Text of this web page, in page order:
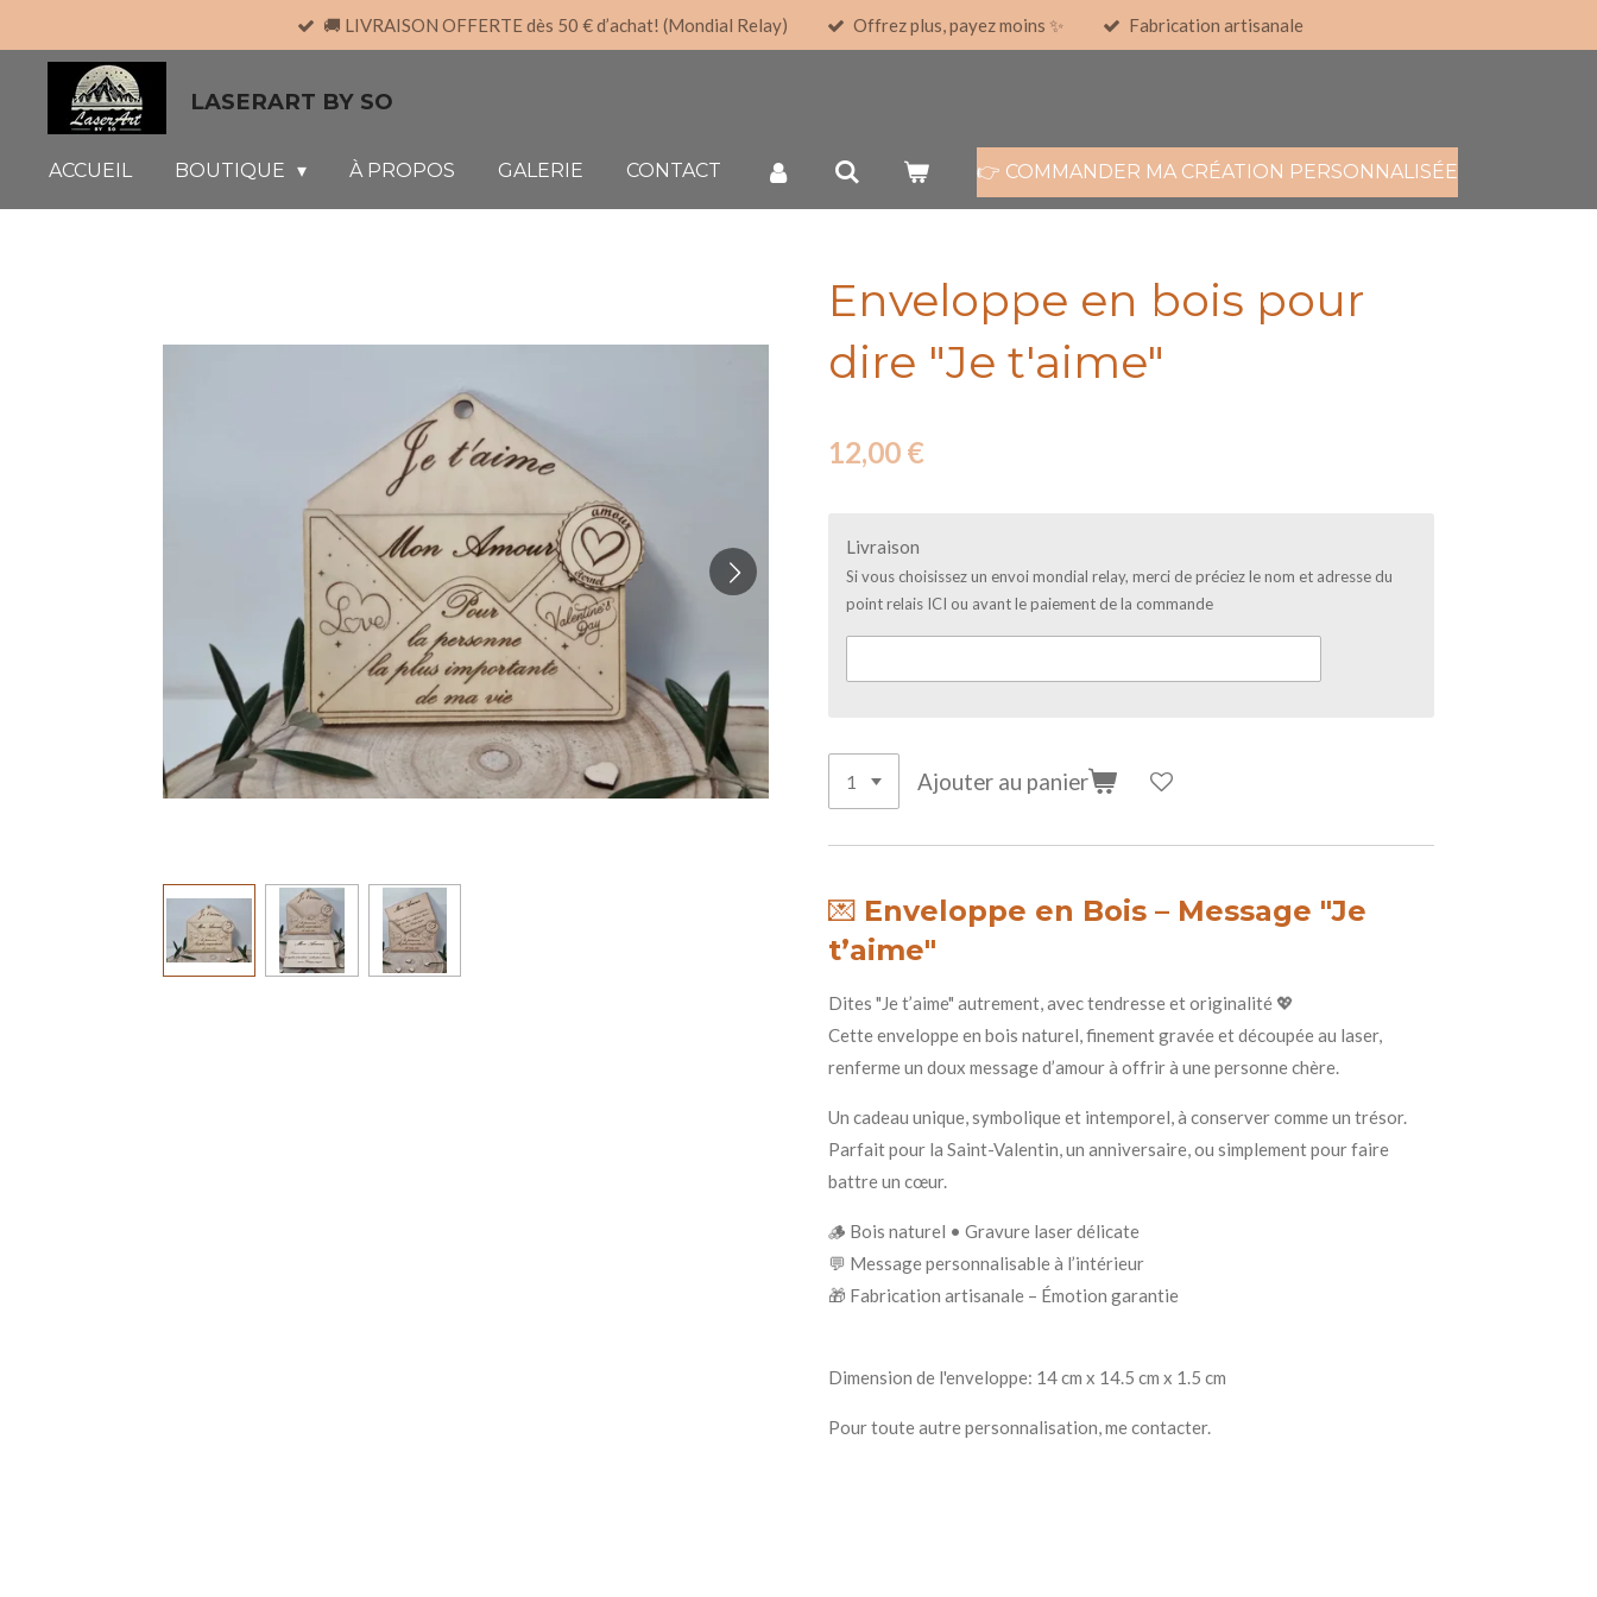
contenu
principal
🚚 LIVRAISON OFFERTE dès 50 € d’achat! (Mondial Relay) Offrez plus, payez moins ✨ Fabrication artisanale
LASERART BY SO
ACCUEIL BOUTIQUE À PROPOS GALERIE CONTACT 👉 COMMANDER MA CRÉATION PERSONNALISÉE
Enveloppe en bois pour
dire "Je t'aime"
12,00 €
Livraison
Si vous choisissez un envoi mondial relay, merci de préciez le nom et adresse du
point relais ICI ou avant le paiement de la commande
Ajouter au panier
💌 Enveloppe en Bois – Message "Je
t’aime"
Dites "Je t’aime" autrement, avec tendresse et originalité 💖
Cette enveloppe en bois naturel, finement gravée et découpée au laser,
renferme un doux message d’amour à offrir à une personne chère.
Un cadeau unique, symbolique et intemporel, à conserver comme un trésor.
Parfait pour la Saint-Valentin, un anniversaire, ou simplement pour faire
battre un cœur.
🪵 Bois naturel • Gravure laser délicate
💬 Message personnalisable à l’intérieur
🎁 Fabrication artisanale – Émotion garantie
Dimension de l'enveloppe: 14 cm x 14.5 cm x 1.5 cm
Pour toute autre personnalisation, me contacter.